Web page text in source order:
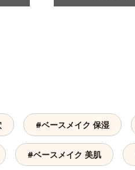
#ベースメイク 保湿
#ベースメイク 美肌